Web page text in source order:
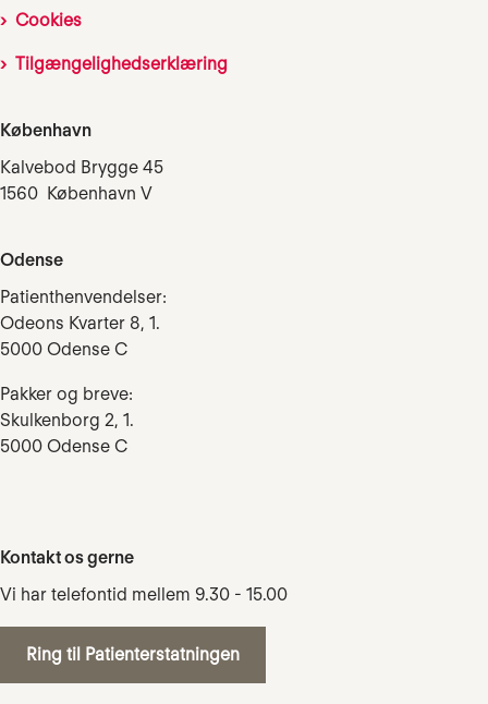
Cookies
Tilgængelighedserklæring
København
Kalvebod Brygge 45
1560 København V
Odense
Patienthenvendelser:
Odeons Kvarter 8, 1.
5000 Odense C
Pakker og breve:
Skulkenborg 2, 1.
5000 Odense C
Kontakt os gerne
Vi har telefontid mellem 9.30 - 15.00
Ring til Patienterstatningen